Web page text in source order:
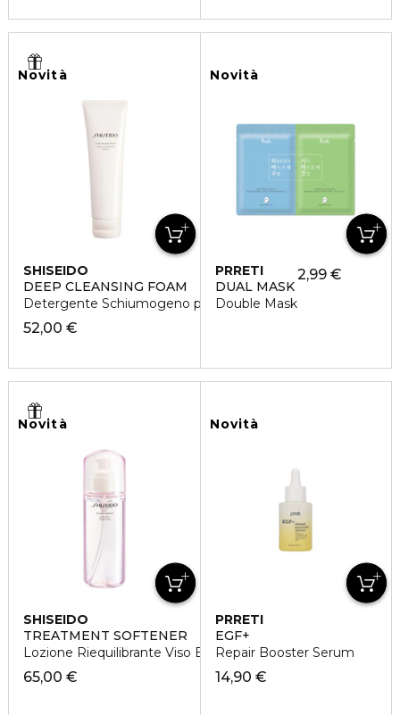
Novità
SHISEIDO
DEEP CLEANSING FOAM
Detergente Schiumogeno per il Viso Rinfrescante
52,00 €
Novità
PRRETI
DUAL MASK
Double Mask
2,99 €
Novità
SHISEIDO
TREATMENT SOFTENER
Lozione Riequilibrante Viso Emolliente Leggera
65,00 €
Novità
PRRETI
EGF+
Repair Booster Serum
14,90 €